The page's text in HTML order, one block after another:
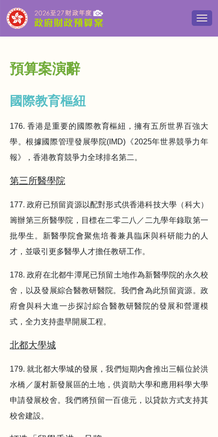
切
預算案演辭
國際教育樞紐
176. 香港是重要的國際教育樞紐，擁有五所世界百強大
學。根據國際管理發展學院(IMD)《2025年世界競爭力年
報》，香港教育競爭力全球排名第二。
第三所醫學院
177. 政府已預留資源以配對形式供香港科技大學（科大）
籌辦第三所醫學院，目標在二零二八／二九學年錄取第一
批學生。新醫學院會聚焦培養兼具臨床與科研能力的人
才，並吸引更多醫學人才擔任教研工作。
178. 政府在北都牛潭尾已預留土地作為新醫學院的永久校
舍，以及發展綜合醫教研醫院。我們會為此預留資源。政
府會與科大進一步探討綜合醫教研醫院的發展和營運模
式，全力支持盡早開展工程。
北都大學城
179. 就北都大學城的發展，我們短期內會推出三幅位於洪
水橋／厦村新發展區的土地，供資助大學和應用科學大學
申請發展校舍。我們將預留一百億元，以貸款方式支持其
校舍建設。